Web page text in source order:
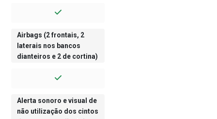
Airbags (2 frontais, 2
laterais nos bancos
dianteiros e 2 de cortina)
Alerta sonoro e visual de
não utilização dos cintos